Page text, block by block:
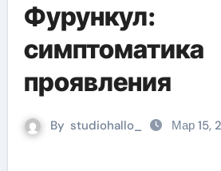
Фурункул:
симптоматика
проявления
By studiohallo_ Мар 15,